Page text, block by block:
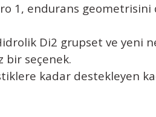
1, endurans
Di2 grupset ve yeni
bir seçenek.
kadar destekleyen